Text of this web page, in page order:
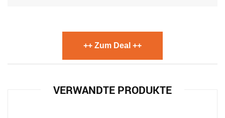
++ Zum Deal ++
VERWANDTE PRODUKTE